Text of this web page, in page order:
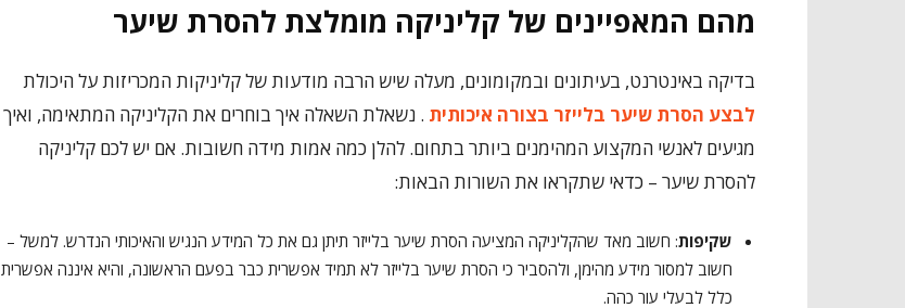
מהם המאפיינים של קליניקה מומלצת להסרת שיער
בדיקה באינטרנט, בעיתונים ובמקומונים, מעלה שיש הרבה מודעות של קליניקות המכריזות על היכולת
לבצע הסרת שיער בלייזר בצורה איכותית . נשאלת השאלה איך בוחרים את הקליניקה המתאימה, ואיך
מגיעים לאנשי המקצוע המהימנים ביותר בתחום. להלן כמה אמות מידה חשובות. אם יש לכם קליניקה
להסרת שיער – כדאי שתקראו את השורות הבאות:
שקיפות: חשוב מאד שהקליניקה המציעה הסרת שיער בלייזר תיתן גם את כל המידע הנגיש והאיכותי הנדרש. למשל –
חשוב למסור מידע מהימן, ולהסביר כי הסרת שיער בלייזר לא תמיד אפשרית כבר בפעם הראשונה, והיא איננה אפשרית
כלל לבעלי עור כהה.